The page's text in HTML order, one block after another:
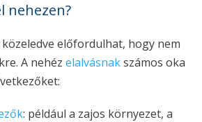
nehezen?
előfordulhat, hogy nem
A nehéz elalvásnakszámos oka
: például a zajos környezet, a